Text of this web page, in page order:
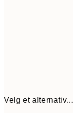
Velg et alternativ...